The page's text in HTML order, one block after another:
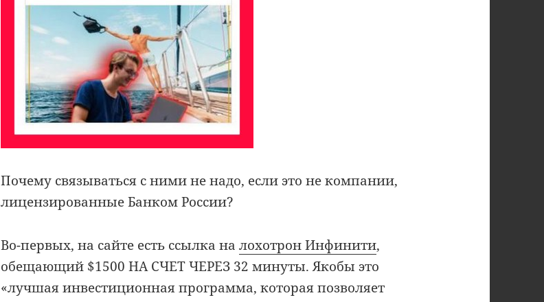
Почему связываться с ними не надо, если это не компании,
лицензированные Банком России?
Во-первых, на сайте есть ссылка налохотрон Инфинити,
обещающий $1500 НА СЧЕТ ЧЕРЕЗ 32 минуты. Якобы это
«лучшая инвестиционная программа, которая позволяет